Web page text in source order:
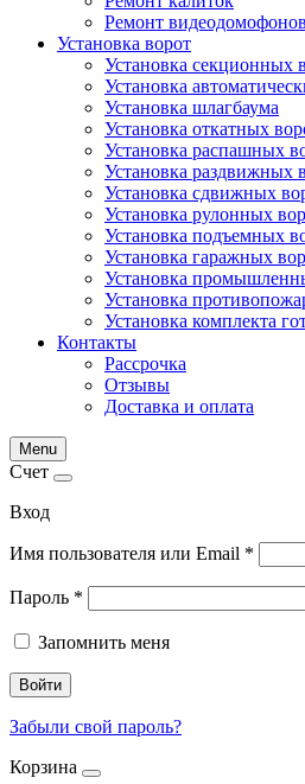
Ремонт видеодомофонов
Установка ворот
Установка секционных
Установка
Установка шлагбаума
Установка откатных
Установка распашных
Установка раздвижных
Установка сдвижных
Установка рулонных
Установка подъемных
Установка гаражных
Установка
Установка
Установка комплекта
Контакты
Рассрочка
Отзывы
Доставка и оплата
Menu
Счет
Вход
Имя пользователя или Email *
Пароль *
Запомнить меня
Войти
Забыли свой пароль?
Корзина